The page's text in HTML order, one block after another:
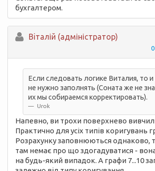
бухгалтером.
Вiталій (адміністратор)
Если следовать логике Виталия, то и
не нужно заполнять (Соната же не
их мы собираемся корректировать).
Urok
Напевно, ви трохи поверхнево
Практично для усіх типів коригувань
Розрахунку заповнюються однаково,
там немає про що здогадуватися -
на будь-який випадок. А графи 7...10